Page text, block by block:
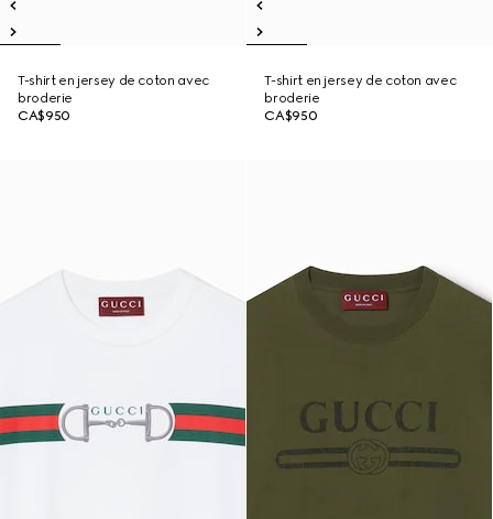
T-shirt en jersey de coton avec
broderie
CA$950
T-shirt en jersey de coton avec
broderie
CA$950